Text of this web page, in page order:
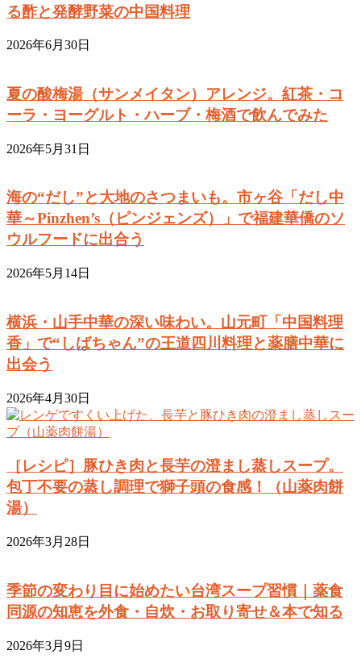
る酢と発酵野菜の中国料理
2026年6月30日
夏の酸梅湯（サンメイタン）アレンジ。紅茶・コ
ーラ・ヨーグルト・ハーブ・梅酒で飲んでみた
2026年5月31日
海の“だし”と大地のさつまいも。市ヶ谷「だし中
華～Pinzhen’s（ピンジェンズ）」で福建華僑のソ
ウルフードに出合う
2026年5月14日
横浜・山手中華の深い味わい。山元町「中国料理
香」で“しばちゃん”の王道四川料理と薬膳中華に
出会う
2026年4月30日
［レシピ］豚ひき肉と長芋の澄まし蒸しスープ。
包丁不要の蒸し調理で獅子頭の食感！（山薬肉餅
湯）
2026年3月28日
季節の変わり目に始めたい台湾スープ習慣｜薬食
同源の知恵を外食・自炊・お取り寄せ＆本で知る
2026年3月9日